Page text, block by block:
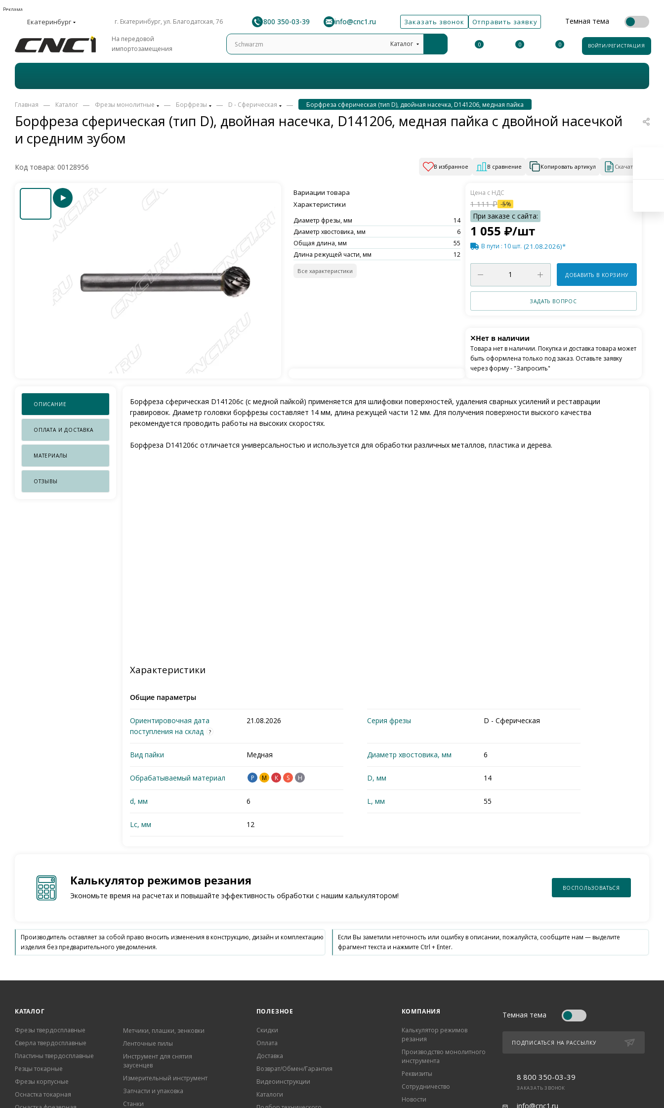
Реклама
Екатеринбург г. Екатеринбург, ул. Благодатская, 76 8 800 350-03-39 info@cnc1.ru Заказать звонок Отправить заявку Темная тема
На передовой
импортозамещения
Каталог 0 0 0 ВОЙТИ/РЕГИСТРАЦИЯ
Борфреза сферическая (тип D), двойная насечка, D141206, медная пайка с двойной насечкой
и средним зубом
Главная — Каталог — Фрезы монолитные — Борфрезы — D - Сферическая — Борфреза сферическая (тип D), двойная насечка, D141206, медная пайка
Код товара: 00128956 В избранное В сравнение Копировать артикул Скачать КП
Вариации товара
Характеристики
Диаметр фрезы, мм
14
Диаметр хвостовика, мм
6
Общая длина, мм
55
Длина режущей части, мм
12
Все характеристики
1 055 ₽/шт
1 111₽ -5%
В пути : 10 шт. (21.08.2026)*
ДОБАВИТЬ В КОРЗИНУ
ЗАДАТЬ ВОПРОС
Нет в наличии
Товара нет в наличии. Покупка и доставка товара может
быть оформлена только под заказ. Оставьте заявку
через форму - "Запросить"
ОПИСАНИЕ
ОПЛАТА И ДОСТАВКА
МАТЕРИАЛЫ
ОТЗЫВЫ
Борфреза сферическая D141206c (с медной пайкой) применяется для шлифовки поверхностей, удаления сварных усилений и реставрации
гравировок. Диаметр головки борфрезы составляет 14 мм, длина режущей части 12 мм. Для получения поверхности выского качества
рекомендуется проводить работы на высоких скоростях.
Борфреза D141206c отличается универсальностью и используется для обработки различных металлов, пластика и дерева.
Характеристики
Общие параметры
Ориентировочная дата
поступления на склад
?
21.08.2026 Серия фрезы D - Сферическая
Вид пайки Медная Диаметр хвостовика, мм 6
Обрабатываемый материал P M K S H D, мм 14
d, мм 6 L, мм 55
Lc, мм 12
Калькулятор режимов резания
Экономьте время на расчетах и повышайте эффективность обработки с нашим калькулятором!
ВОСПОЛЬЗОВАТЬСЯ
Производитель оставляет за собой право вносить изменения в конструкцию, дизайн и комплектацию
изделия без предварительного уведомления.
Если Вы заметили неточность или ошибку в описании, пожалуйста, сообщите нам — выделите
фрагмент текста и нажмите Ctrl + Enter.
КАТАЛОГ
Фрезы твердосплавные
Сверла твердосплавные
Пластины твердосплавные
Резцы токарные
Фрезы корпусные
Оснастка токарная
Метчики, плашки, зенковки
Ленточные пилы
Инструмент для снятия
заусенцев
Измерительный инструмент
Запчасти и упаковка
Станки
ПОЛЕЗНОЕ
Скидки
Оплата
Доставка
Возврат/Обмен/Гарантия
Видеоинструкции
Каталоги
КОМПАНИЯ
Калькулятор режимов
резания
Производство монолитного
инструмента
Реквизиты
Сотрудничество
Новости
Темная тема
ПОДПИСАТЬСЯ НА РАССЫЛКУ
8 800 350-03-39
ЗАКАЗАТЬ ЗВОНОК
info@cnc1.ru